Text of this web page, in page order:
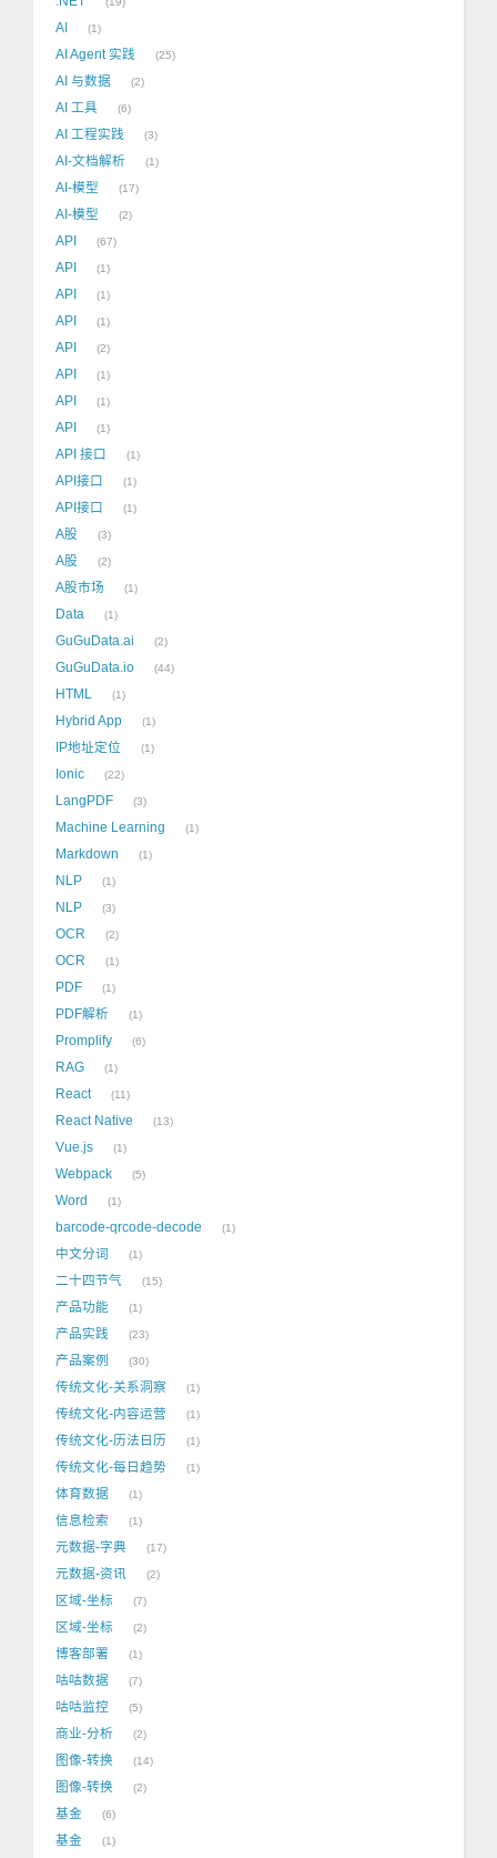
AI 1
AI Agent 实践 25
AI 与数据 2
AI 工具 6
AI 工程实践 3
AI-文档解析 1
AI-模型 17
AI-模型 2
API 67
API 1
API 1
API 1
API 2
API 1
API 1
API 1
API 接口 1
API接口 1
API接口 1
A股 3
A股 2
A股市场 1
Data 1
GuGuData.ai 2
GuGuData.io 44
HTML 1
Hybrid App 1
IP地址定位 1
Ionic 22
LangPDF 3
Machine Learning 1
Markdown 1
NLP 1
NLP 3
OCR 2
OCR 1
PDF 1
PDF解析 1
Promplify 6
RAG 1
React 11
React Native 13
Vue.js 1
Webpack 5
Word 1
barcode-qrcode-decode 1
中文分词 1
二十四节气 15
产品功能 1
产品实践 23
产品案例 30
传统文化-关系洞察 1
传统文化-内容运营 1
传统文化-历法日历 1
传统文化-每日趋势 1
体育数据 1
信息检索 1
元数据-字典 17
元数据-资讯 2
区域-坐标 7
区域-坐标 2
博客部署 1
咕咕数据 7
咕咕监控 5
商业-分析 2
图像-转换 14
图像-转换 2
基金 6
基金 1